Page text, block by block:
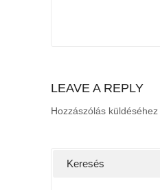
LEAVE A REPLY
Hozzászólás küldéséhez
Keresés